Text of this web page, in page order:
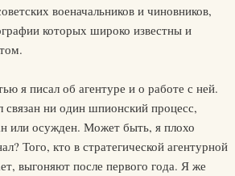
военачальников и чиновников,
которых широко известны и
я писал об агентуре и о работе с ней.
ни один шпионский процесс,
или осужден. Может быть, я плохо
Того, кто в стратегической агентурной
выгоняют после первого года. Я же